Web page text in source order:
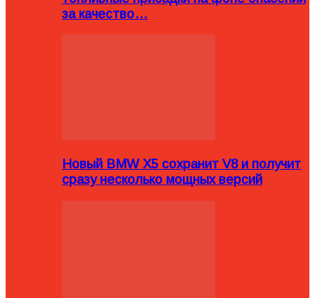
за качество…
Новый BMW X5 сохранит V8 и получит
сразу несколько мощных версий